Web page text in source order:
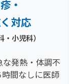
・
対応
小児科）
発熱・体調不
間なしに医師